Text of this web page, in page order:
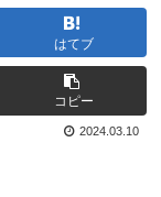
はてブ
コピー
2024.03.10